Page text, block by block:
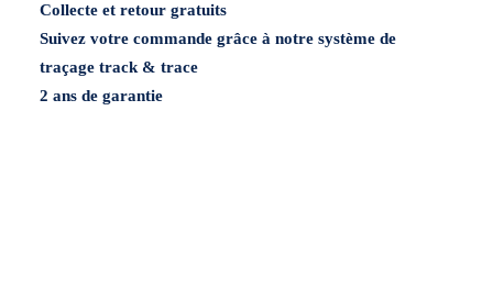
Collecte et retour gratuits
Suivez votre commande grâce à notre système de
traçage track & trace
2 ans de garantie